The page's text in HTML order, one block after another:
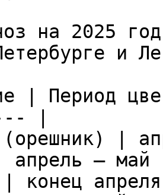
на 2025
и
| Период
|
(орешник) |
апрель —
| конец